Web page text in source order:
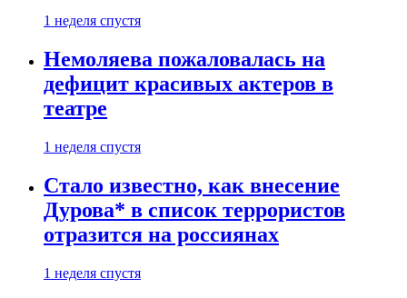
1 неделя спустя
Немоляева пожаловалась на
дефицит красивых актеров в
театре
1 неделя спустя
Стало известно, как внесение
Дурова* в список террористов
отразится на россиянах
1 неделя спустя